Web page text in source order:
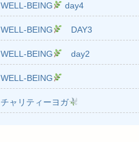
WELL-BEING day4
WELL-BEING DAY3
WELL-BEING day2
WELL-BEING
チャリティーヨガ